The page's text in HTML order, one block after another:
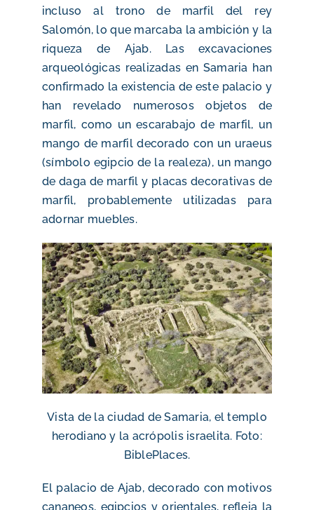
incluso al trono de marfil del rey
Salomón, lo que marcaba la ambición y la
riqueza de Ajab. Las excavaciones
arqueológicas realizadas en Samaria han
confirmado la existencia de este palacio y
han revelado numerosos objetos de
marfil, como un escarabajo de marfil, un
mango de marfil decorado con un uraeus
(símbolo egipcio de la realeza), un mango
de daga de marfil y placas decorativas de
marfil, probablemente utilizadas para
adornar muebles.
Vista de la ciudad de Samaria, el templo
herodiano y la acrópolis israelita. Foto:
BiblePlaces.
El palacio de Ajab, decorado con motivos
cananeos, egipcios y orientales, refleja la